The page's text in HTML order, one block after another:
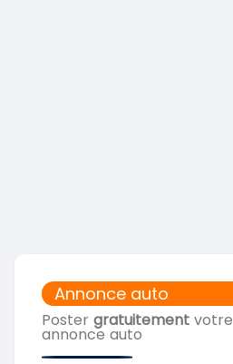
Annonce auto
Poster gratuitement votre
annonce auto